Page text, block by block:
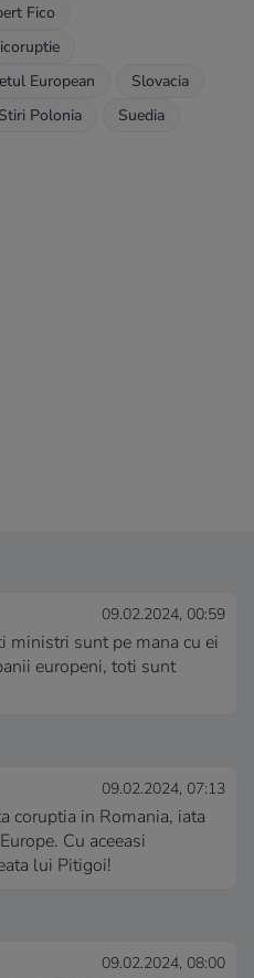
Fico
European
Slovacia
Stiri Polonia
Suedia
09.02.2024, 00:59
ministri sunt pe mana cu ei
europeni, toti sunt
09.02.2024, 07:13
coruptia in Romania, iata
Cu aceeasi
lui Pitigoi!
09.02.2024, 08:00